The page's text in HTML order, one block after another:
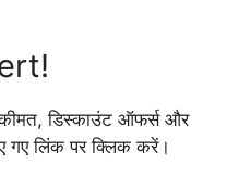
डिस्काउंट ऑफर्स और
गए लिंक पर क्लिक करें।